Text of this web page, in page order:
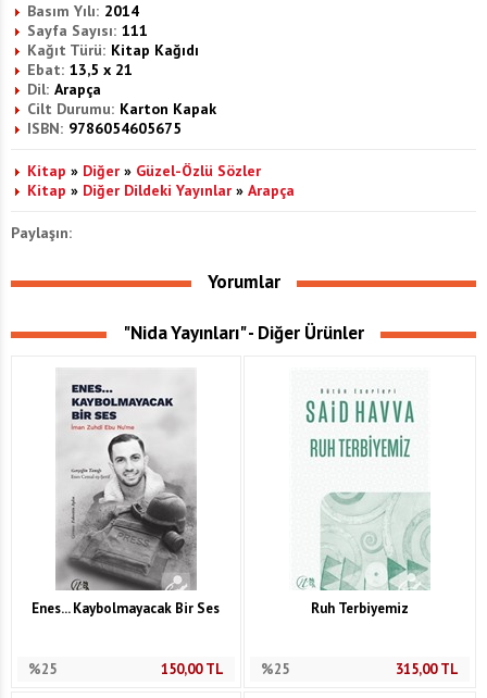
Basım Yılı: 2014
Sayfa Sayısı: 111
Kağıt Türü: Kitap Kağıdı
Ebat: 13,5 x 21
Dil: Arapça
Cilt Durumu: Karton Kapak
ISBN: 9786054605675
Kitap » Diğer » Güzel-Özlü Sözler
Kitap » Diğer Dildeki Yayınlar » Arapça
Paylaşın:
Yorumlar
"Nida Yayınları" - Diğer Ürünler
Enes... Kaybolmayacak Bir Ses
%25 150,00TL
Ruh Terbiyemiz
%25 315,00TL